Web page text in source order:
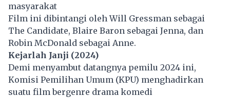
masyarakat
Film ini dibintangi oleh Will Gressman sebagai
The Candidate, Blaire Baron sebagai Jenna, dan
Robin McDonald sebagai Anne.
Kejarlah Janji (2024)
Demi menyambut datangnya pemilu 2024 ini,
Komisi Pemilihan Umum (KPU) menghadirkan
suatu film bergenre drama komedi